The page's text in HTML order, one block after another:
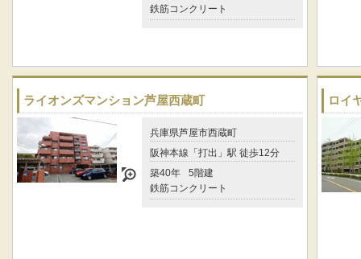
鉄筋コンクリート
ライオンズマンション芦屋西蔵町
兵庫県芦屋市西蔵町
阪神本線「打出」駅 徒歩12分
築40年
5階建
鉄筋コンクリート
ロイ